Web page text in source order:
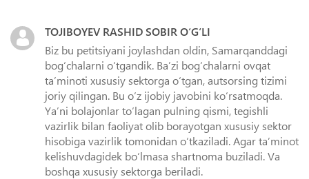
TOJIBOYEV RASHID SOBIR O‘G‘LI
Biz bu petitsiyani joylashdan oldin, Samarqanddagi
bogʻchalarni oʻtgandik. Baʼzi bogʻchalarni ovqat
taʼminoti xususiy sektorga oʻtgan, autsorsing tizimi
joriy qilingan. Bu oʻz ijobiy javobini koʻrsatmoqda.
Yaʼni bolajonlar toʻlagan pulning qismi, tegishli
vazirlik bilan faoliyat olib borayotgan xususiy sektor
hisobiga vazirlik tomonidan oʻtkaziladi. Agar taʼminot
kelishuvdagidek boʻlmasa shartnoma buziladi. Va
boshqa xususiy sektorga beriladi.